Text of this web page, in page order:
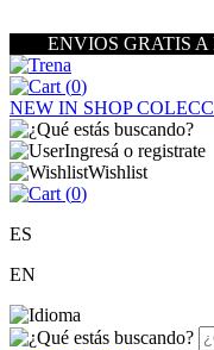
ENVIOS GRATIS A
(0)
NEW IN SHOP
Ingresá o registrate
Wishlist
(0)
ES
EN